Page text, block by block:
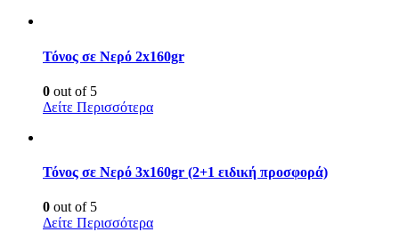
Τόνος σε Νερό 2x160gr
0 out of 5
Δείτε Περισσότερα
Τόνος σε Νερό 3x160gr (2+1 ειδική προσφορά)
0 out of 5
Δείτε Περισσότερα